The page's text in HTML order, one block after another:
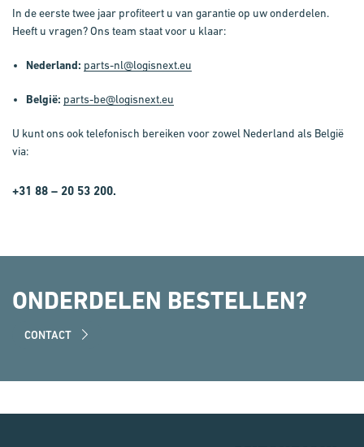
In de eerste twee jaar profiteert u van garantie op uw onderdelen.
Heeft u vragen? Ons team staat voor u klaar:
Nederland: parts-nl@logisnext.eu
België: parts-be@logisnext.eu
U kunt ons ook telefonisch bereiken voor zowel Nederland als België
via:
+31 88 – 20 53 200.
ONDERDELEN BESTELLEN?
CONTACT